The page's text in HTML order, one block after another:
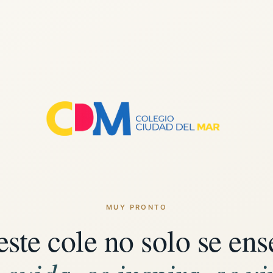
MUY PRONTO
cole no solo se